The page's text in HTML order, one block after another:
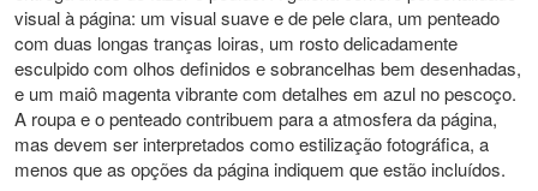
visual à página: um visual suave e de pele clara, um penteado
com duas longas tranças loiras, um rosto delicadamente
esculpido com olhos definidos e sobrancelhas bem desenhadas,
e um maiô magenta vibrante com detalhes em azul no pescoço.
A roupa e o penteado contribuem para a atmosfera da página,
mas devem ser interpretados como estilização fotográfica, a
menos que as opções da página indiquem que estão incluídos.